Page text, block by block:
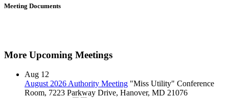
Meeting Documents
More Upcoming Meetings
Aug 12
August 2026 Authority Meeting "Miss Utility" Conference
Room, 7223 Parkway Drive, Hanover, MD 21076